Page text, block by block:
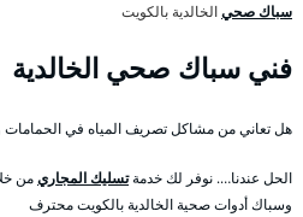
سباك صحيالخالدية بالكويت
فني سباك صحي الخالدية
هل تعاني من مشاكل تصريف المياه في الحمامات
الحل عندنا…. نوفر لك خدمةتسليك المجاريمن
وسباك أدوات صحية الخالدية بالكويت محترف